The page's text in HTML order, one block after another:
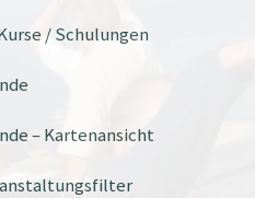
/ Schulungen
– Kartenansicht